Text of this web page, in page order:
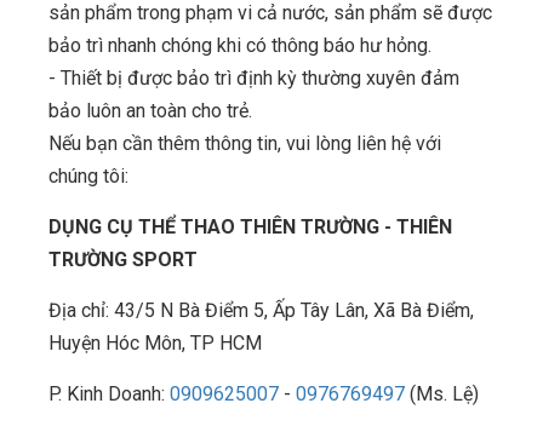
sản phẩm trong phạm vi cả nước, sản phẩm sẽ được
bảo trì nhanh chóng khi có thông báo hư hỏng.
- Thiết bị được bảo trì định kỳ thường xuyên đảm
bảo luôn an toàn cho trẻ.
Nếu bạn cần thêm thông tin, vui lòng liên hệ với
chúng tôi:
DỤNG CỤ THỂ THAO THIÊN TRƯỜNG - THIÊN
TRƯỜNG SPORT
Địa chỉ: 43/5 N Bà Điểm 5, Ấp Tây Lân, Xã Bà Điểm,
Huyện Hóc Môn, TP HCM
P. Kinh Doanh: 0909625007 - 0976769497 (Ms. Lệ)